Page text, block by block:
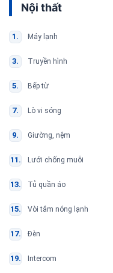
Nội thất
Máy lạnh
Truyền hình
Bếp từ
Lò vi sóng
Giường, nệm
Lưới chống muỗi
Tủ quần áo
Vòi tắm nóng lạnh
Đèn
Intercom